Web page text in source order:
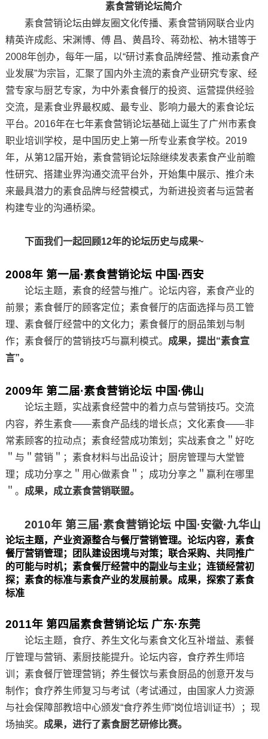
素食营销论坛简介
素食营销论坛由蝉友圈文化传播、素食营销网联合业内
精英许成彪、宋渊博、傅 昌、黄昌玲、蒋劲松、衲木错等于
2008年创办，每年一届，以“研讨素食品牌经营、推动素食产
业发展”为宗旨，汇聚了国内外主流的素食产业研究专家、经
营专家与厨艺专家，为中外素食餐厅的投资、运营提供经验
交流，是素食业界最权威、最专业、影响力最大的素食论坛
平台。2016年在七年素食营销论坛基础上诞生了广州市素食
职业培训学校，是中国历史上第一所专业素食学校。2019
年，从第12届开始，素食营销论坛除继续发表素食产业前瞻
性研究、搭建业界沟通交流平台外，开始集中展示、推介未
来最具潜力的素食品牌与经营模式，为新进投资者与运营者
构建专业的沟通桥梁。
下面我们一起回顾12年的论坛历史与成果~
2008年 第一届·素食营销论坛 中国·西安
论坛主题，素食的经营与推广。论坛内容，素食产业的
前景；素食餐厅的顾客定位；素食餐厅的店面选择与员工管
理、素食餐厅经营中的文化力；素食餐厅的厨品策划与制
作；素食餐厅的营销技巧与赢利模式。 成果，提出“素食宣
言”。
2009年 第二届·素食营销论坛 中国·佛山
论坛主题，实战素食经营中的着力点与营销技巧。交流
内容，养生素食——素食产品线的增长点；文化素食——非
常素顾客的拉动点；素食经营成功策划；实战素食之＂好吃
＂与＂营销＂；素食材料与出品设计；厨房管理与大堂管
理；成功分享之＂用心做素食＂；成功分享之＂赢利在哪里
＂。 成果，成立素食营销联盟。
2010年 第三届·素食营销论坛 中国·安徽·九华山
论坛主题，产业资源整合与餐厅营销管理。论坛内容，素食
餐厅营销管理；团队建设困境与对策；联合采购、共同推广
的可能与时机；素食餐厅经营中的副业与主业；连锁经营初
探；素食的标准与素食产业的发展前景。成果，探索了素食
标准
2011年 第四届素食营销论坛 广东·东莞
论坛主题，食疗、养生文化与素食文化互补增益、素餐
厅管理与营销、素厨技能提升。论坛内容，食疗养生师培
训；素食餐厅管理营销；养生餐饮与素食厨品的创意开发与
制作；食疗养生师复习与考试（考试通过，由国家人力资源
与社会保障部教培中心颁发“食疗养生师”岗位培训证书）；现
场抽奖。 成果，进行了素食厨艺研修比赛。